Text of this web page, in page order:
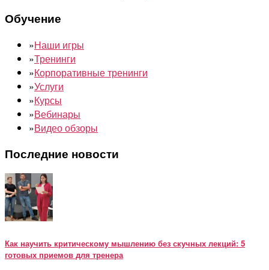
Обучение
»Наши игры
»Тренинги
»Корпоративные тренинги
»Услуги
»Курсы
»Вебинары
»Видео обзоры
Последние новости
Как научить критическому мышлению без скучных лекций: 5
готовых приемов для тренера